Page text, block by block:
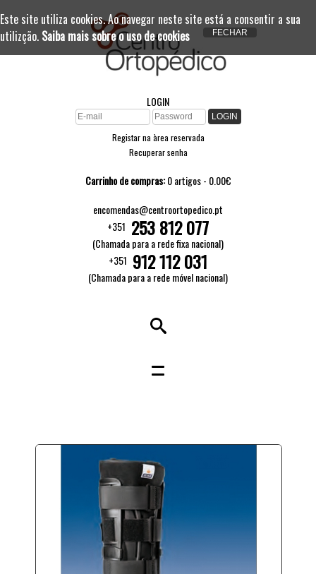
LOGIN
Registar na àrea reservada
Recuperar senha
Carrinho de compras:0 artigos - 0.00€
encomendas@centroortopedico.pt
+351 253 812 077
(Chamada para a rede fixa nacional)
+351 912 112 031
(Chamada para a rede móvel nacional)
Este site utiliza cookies. Ao navegar neste site está a consentir a sua
utilizção. Saiba mais sobre o uso de cookies